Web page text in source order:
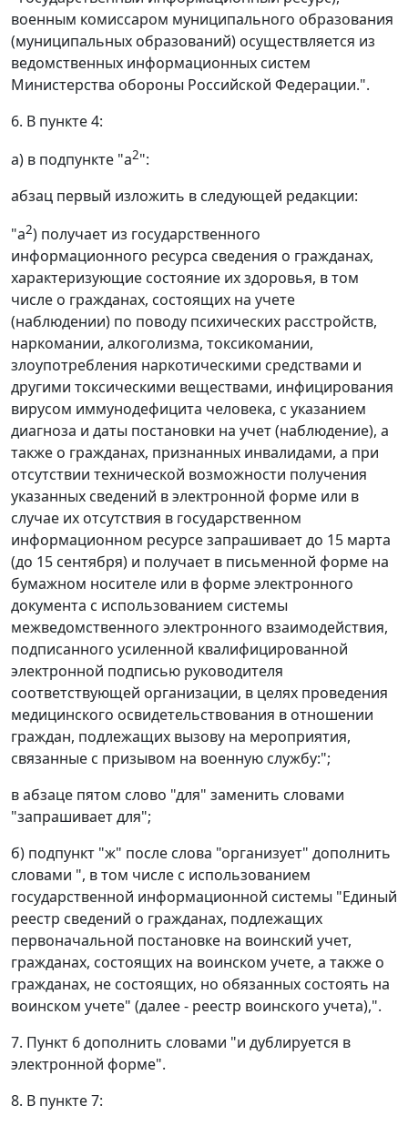
военным комиссаром муниципального образования
(муниципальных образований) осуществляется из
ведомственных информационных систем
Министерства обороны Российской Федерации.".
6. В пункте 4:
а) в подпункте "а2":
абзац первый изложить в следующей редакции:
"а2) получает из государственного
информационного ресурса сведения о гражданах,
характеризующие состояние их здоровья, в том
числе о гражданах, состоящих на учете
(наблюдении) по поводу психических расстройств,
наркомании, алкоголизма, токсикомании,
злоупотребления наркотическими средствами и
другими токсическими веществами, инфицирования
вирусом иммунодефицита человека, с указанием
диагноза и даты постановки на учет (наблюдение), а
также о гражданах, признанных инвалидами, а при
отсутствии технической возможности получения
указанных сведений в электронной форме или в
случае их отсутствия в государственном
информационном ресурсе запрашивает до 15 марта
(до 15 сентября) и получает в письменной форме на
бумажном носителе или в форме электронного
документа с использованием системы
межведомственного электронного взаимодействия,
подписанного усиленной квалифицированной
электронной подписью руководителя
соответствующей организации, в целях проведения
медицинского освидетельствования в отношении
граждан, подлежащих вызову на мероприятия,
связанные с призывом на военную службу:";
в абзаце пятом слово "для" заменить словами
"запрашивает для";
б) подпункт "ж" после слова "организует" дополнить
словами ", в том числе с использованием
государственной информационной системы "Единый
реестр сведений о гражданах, подлежащих
первоначальной постановке на воинский учет,
гражданах, состоящих на воинском учете, а также о
гражданах, не состоящих, но обязанных состоять на
воинском учете" (далее - реестр воинского учета),".
7. Пункт 6 дополнить словами "и дублируется в
электронной форме".
8. В пункте 7: